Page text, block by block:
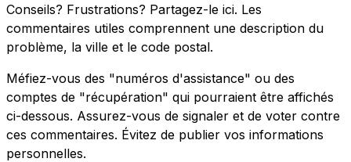
Conseils? Frustrations? Partagez-le ici. Les
commentaires utiles comprennent une description du
problème, la ville et le code postal.
Méfiez-vous des "numéros d'assistance" ou des
comptes de "récupération" qui pourraient être affichés
ci-dessous. Assurez-vous de signaler et de voter contre
ces commentaires. Évitez de publier vos informations
personnelles.